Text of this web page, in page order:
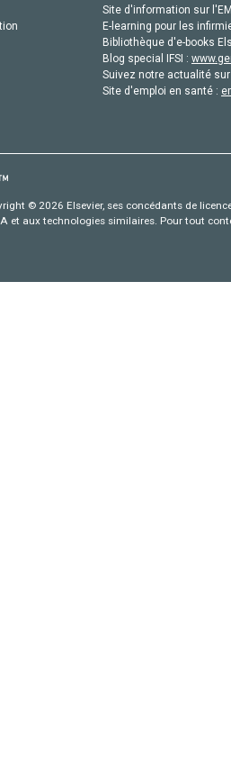
Site d'information sur
E-learning pour les
Bibliothèque d'e-books
Blog special IFSI :
Suivez notre actualité
Site d'emploi en santé :
© 2026 Elsevier, ses concédants de
et aux technologies similaires. Pour tout